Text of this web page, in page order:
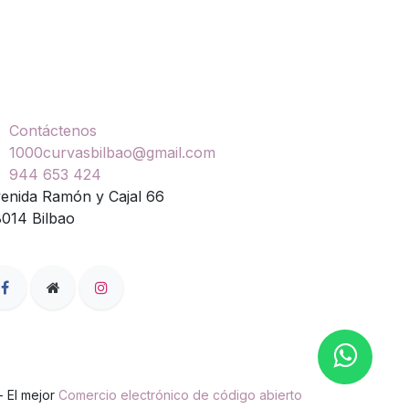
Contáctenos
1000curvasbilbao@gmail.com
944 653 424
Ramón y Cajal 66
Bilbao
El mejor Comercio electrónico de código abierto